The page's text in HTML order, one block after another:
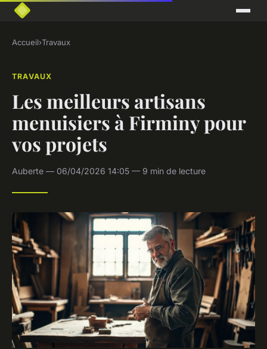
Accueil›Travaux
TRAVAUX
Les meilleurs artisans
menuisiers à Firminy pour
vos projets
Auberte — 06/04/2026 14:05 — 9 min de lecture